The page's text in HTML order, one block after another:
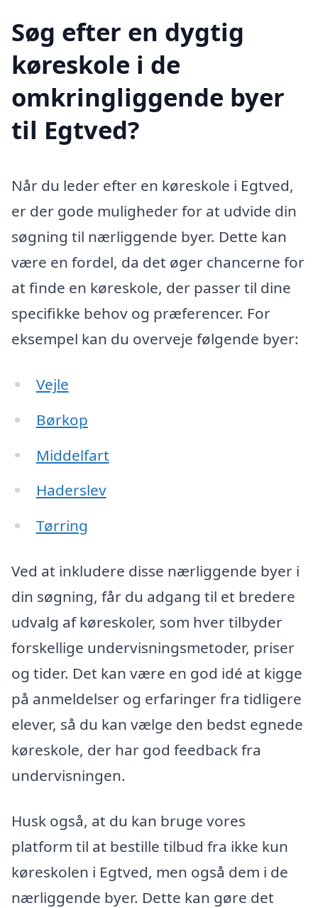
Søg efter en dygtig
køreskole i de
omkringliggende byer
til Egtved?
Når du leder efter en køreskole i Egtved,
er der gode muligheder for at udvide din
søgning til nærliggende byer. Dette kan
være en fordel, da det øger chancerne for
at finde en køreskole, der passer til dine
specifikke behov og præferencer. For
eksempel kan du overveje følgende byer:
Vejle
Børkop
Middelfart
Haderslev
Tørring
Ved at inkludere disse nærliggende byer i
din søgning, får du adgang til et bredere
udvalg af køreskoler, som hver tilbyder
forskellige undervisningsmetoder, priser
og tider. Det kan være en god idé at kigge
på anmeldelser og erfaringer fra tidligere
elever, så du kan vælge den bedst egnede
køreskole, der har god feedback fra
undervisningen.
Husk også, at du kan bruge vores
platform til at bestille tilbud fra ikke kun
køreskolen i Egtved, men også dem i de
nærliggende byer. Dette kan gøre det